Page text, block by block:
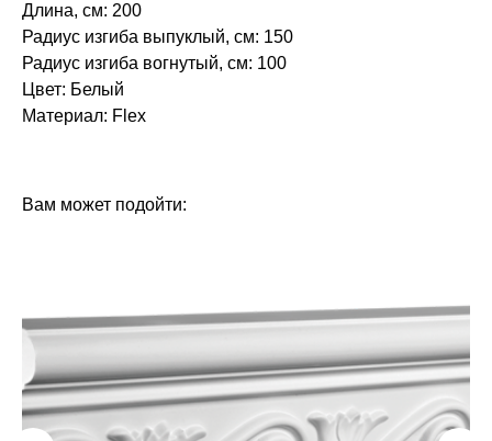
Длина, см: 200
Радиус изгиба выпуклый, см: 150
Радиус изгиба вогнутый, см: 100
Цвет: Белый
Материал: Flex
Вам может подойти: